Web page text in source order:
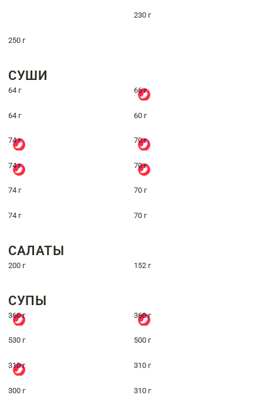
230 г
250 г
СУШИ
64 г 66 г
64 г 60 г
74 г 70 г
74 г 70 г
74 г 70 г
74 г 70 г
САЛАТЫ
200 г 152 г
СУПЫ
360 г 360 г
530 г 500 г
310 г 310 г
300 г 310 г